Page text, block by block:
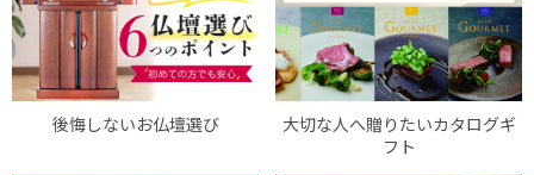
後悔しないお仏壇選び
大切な人へ贈りたいカタログギ
フト